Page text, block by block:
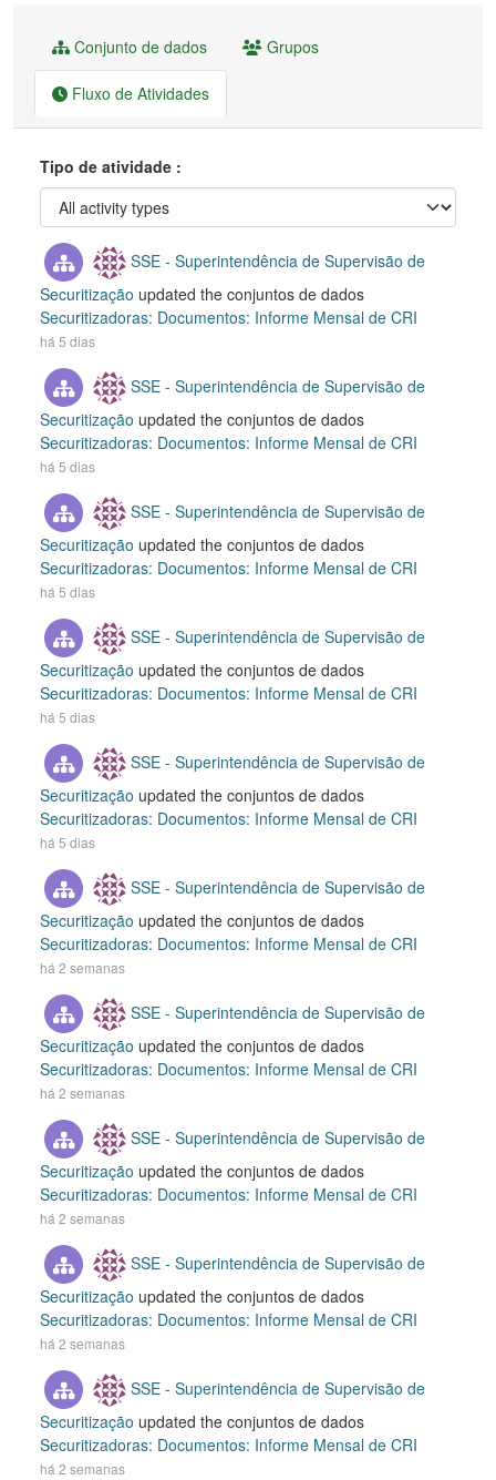
Conjunto de dados Grupos
Fluxo de Atividades
Tipo de atividade
SSE - Superintendência de Supervisão de
Securitização updated the conjuntos de dados
Securitizadoras: Documentos: Informe Mensal de CRI
há 5 dias
SSE - Superintendência de Supervisão de
Securitização updated the conjuntos de dados
Securitizadoras: Documentos: Informe Mensal de CRI
há 5 dias
SSE - Superintendência de Supervisão de
Securitização updated the conjuntos de dados
Securitizadoras: Documentos: Informe Mensal de CRI
há 5 dias
SSE - Superintendência de Supervisão de
Securitização updated the conjuntos de dados
Securitizadoras: Documentos: Informe Mensal de CRI
há 5 dias
SSE - Superintendência de Supervisão de
Securitização updated the conjuntos de dados
Securitizadoras: Documentos: Informe Mensal de CRI
há 5 dias
SSE - Superintendência de Supervisão de
Securitização updated the conjuntos de dados
Securitizadoras: Documentos: Informe Mensal de CRI
há 2 semanas
SSE - Superintendência de Supervisão de
Securitização updated the conjuntos de dados
Securitizadoras: Documentos: Informe Mensal de CRI
há 2 semanas
SSE - Superintendência de Supervisão de
Securitização updated the conjuntos de dados
Securitizadoras: Documentos: Informe Mensal de CRI
há 2 semanas
SSE - Superintendência de Supervisão de
Securitização updated the conjuntos de dados
Securitizadoras: Documentos: Informe Mensal de CRI
há 2 semanas
SSE - Superintendência de Supervisão de
Securitização updated the conjuntos de dados
Securitizadoras: Documentos: Informe Mensal de CRI
há 2 semanas